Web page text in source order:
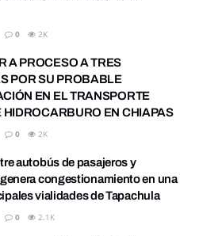
0 2K
A PROCESO A TRES
POR SU PROBABLE
EN EL TRANSPORTE
HIDROCARBURO EN CHIAPAS
0 2K
autobús de pasajeros y
congestionamiento en una
vialidades de Tapachula
0 2.1K